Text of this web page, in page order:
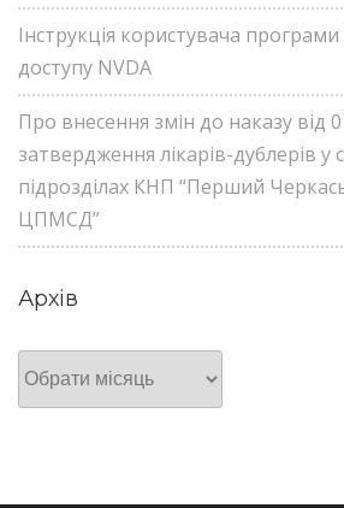
Інструкція користувача
доступу NVDA
Про внесення змін до наказу від
затвердження лікарів-дублерів у
підрозділах КНП “Перший
ЦПМСД”
Архів
Архів